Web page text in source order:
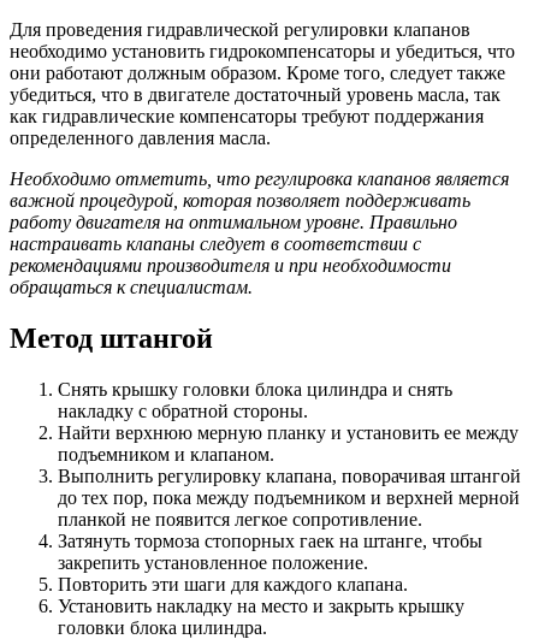
Для проведения гидравлической регулировки клапанов
необходимо установить гидрокомпенсаторы и убедиться, что
они работают должным образом. Кроме того, следует также
убедиться, что в двигателе достаточный уровень масла, так
как гидравлические компенсаторы требуют поддержания
определенного давления масла.
Необходимо отметить, что регулировка клапанов является
важной процедурой, которая позволяет поддерживать
работу двигателя на оптимальном уровне. Правильно
настраивать клапаны следует в соответствии с
рекомендациями производителя и при необходимости
обращаться к специалистам.
Метод штангой
Снять крышку головки блока цилиндра и снять
накладку с обратной стороны.
Найти верхнюю мерную планку и установить ее между
подъемником и клапаном.
Выполнить регулировку клапана, поворачивая штангой
до тех пор, пока между подъемником и верхней мерной
планкой не появится легкое сопротивление.
Затянуть тормоза стопорных гаек на штанге, чтобы
закрепить установленное положение.
Повторить эти шаги для каждого клапана.
Установить накладку на место и закрыть крышку
головки блока цилиндра.